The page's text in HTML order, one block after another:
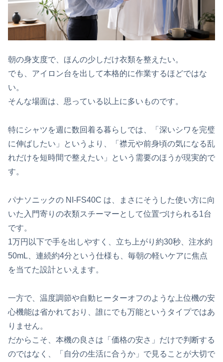
朝の身支度で、ほんの少しだけ衣類を整えたい。
でも、アイロン台を出して本格的に作業するほどではな
い。
そんな場面は、思っている以上に多いものです。
特にシャツを週に数回着る暮らしでは、「深いシワを完璧
に伸ばしたい」というより、「襟元や前身頃の気になる乱
れだけを短時間で整えたい」という需要のほうが現実的で
す。
パナソニックの NI-FS40C は、まさにそうした使い方に向
いた入門寄りの衣類スチーマーとして位置づけられる1台
です。
1万円以下で手を出しやすく、立ち上がり約30秒、注水約
50mL、連続約4分という仕様も、毎朝の軽いケアに焦点
を当てた設計といえます。
一方で、温度調節や自動ヒーターオフのような上位機の安
心機能は省かれており、誰にでも万能というタイプではあ
りません。
だからこそ、本機の良さは「価格の安さ」だけで判断する
のではなく、「自分の生活に合うか」で見ることが大切で